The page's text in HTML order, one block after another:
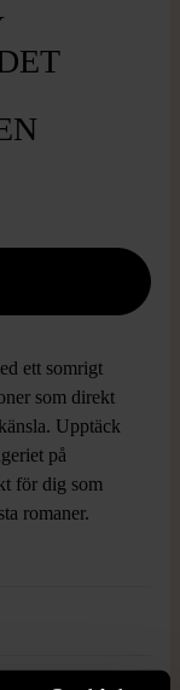
ett somrigt
som direkt
Upptäck
på
för dig som
romaner.
som är lätt att